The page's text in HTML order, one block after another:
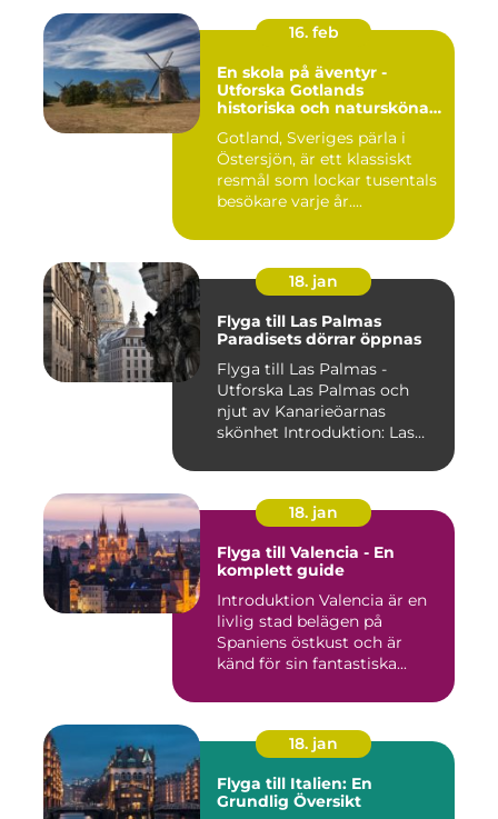
16. feb
En skola på äventyr -
Utforska Gotlands
historiska och natursköna
Gotland, Sveriges pärla i
Östersjön, är ett klassiskt
resmål som lockar tusentals
besökare varje år....
18. jan
Flyga till Las Palmas
Paradisets dörrar öppnas
Flyga till Las Palmas -
Utforska Las Palmas och
njut av Kanarieöarnas
skönhet Introduktion: Las
18. jan
Flyga till Valencia - En
komplett guide
Introduktion Valencia är en
livlig stad belägen på
Spaniens östkust och är
känd för sin fantastiska...
18. jan
Flyga till Italien: En
Grundlig Översikt